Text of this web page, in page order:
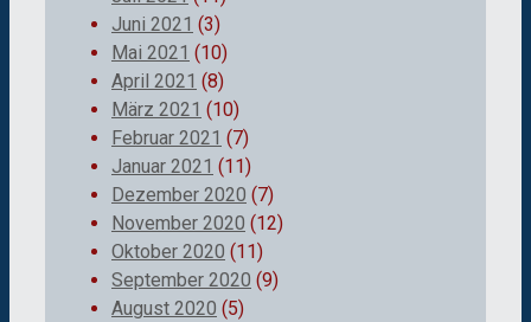
Juni 2021 (3)
Mai 2021 (10)
April 2021 (8)
März 2021 (10)
Februar 2021 (7)
Januar 2021 (11)
Dezember 2020 (7)
November 2020 (12)
Oktober 2020 (11)
September 2020 (9)
August 2020 (5)